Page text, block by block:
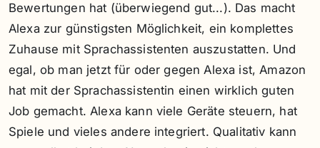
Bewertungen hat (überwiegend gut...). Das macht
Alexa zur günstigsten Möglichkeit, ein komplettes
Zuhause mit Sprachassistenten auszustatten. Und
egal, ob man jetzt für oder gegen Alexa ist, Amazon
hat mit der Sprachassistentin einen wirklich guten
Job gemacht. Alexa kann viele Geräte steuern, hat
Spiele und vieles andere integriert. Qualitativ kann